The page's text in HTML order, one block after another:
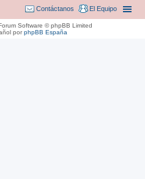
El Equipo
Contáctanos
Software © phpBB Limited
porphpBB España